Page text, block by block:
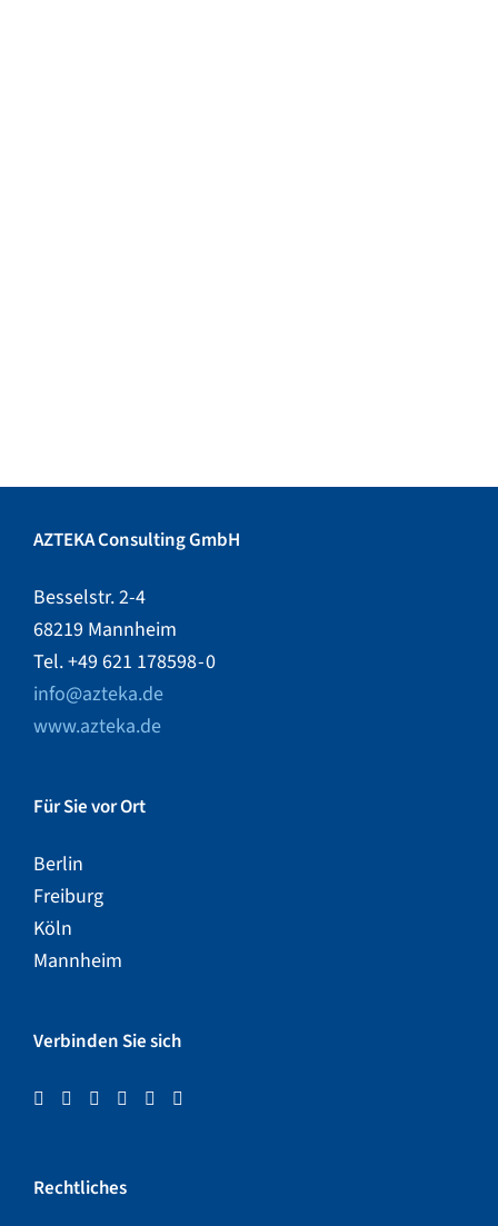
AZTEKA Consulting GmbH
Besselstr. 2-4
68219 Mannheim
Tel. +49 621 178598 - 0
info@azteka.de
www.azteka.de
Für Sie vor Ort
Berlin
Freiburg
Köln
Mannheim
Verbinden Sie sich
Rechtliches